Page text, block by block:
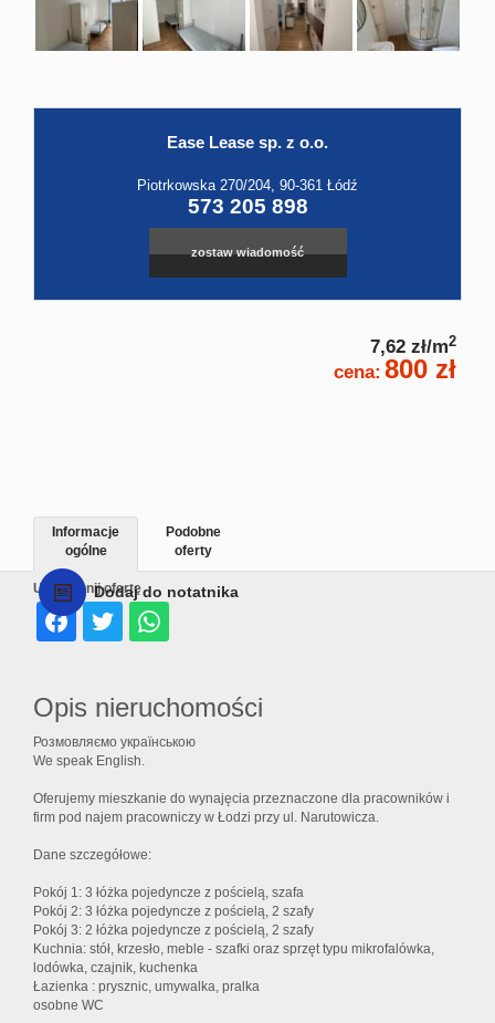
Ease Lease sp. z o.o.
Piotrkowska 270/204, 90-361 Łódź
573 205 898
zostaw wiadomość
7,62 zł/m2
cena: 800 zł
Dodaj do notatnika
Udostępnij ofertę
Informacje
ogólne
Podobne
oferty
Opis nieruchomości
Розмовляємо українською
We speak English.
Oferujemy mieszkanie do wynajęcia przeznaczone dla pracowników i
firm pod najem pracowniczy w Łodzi przy ul. Narutowicza.
Dane szczegółowe:
Pokój 1: 3 łóżka pojedyncze z pościelą, szafa
Pokój 2: 3 łóżka pojedyncze z pościelą, 2 szafy
Pokój 3: 2 łóżka pojedyncze z pościelą, 2 szafy
Kuchnia: stół, krzesło, meble - szafki oraz sprzęt typu mikrofalówka,
lodówka, czajnik, kuchenka
Łazienka : prysznic, umywalka, pralka
osobne WC